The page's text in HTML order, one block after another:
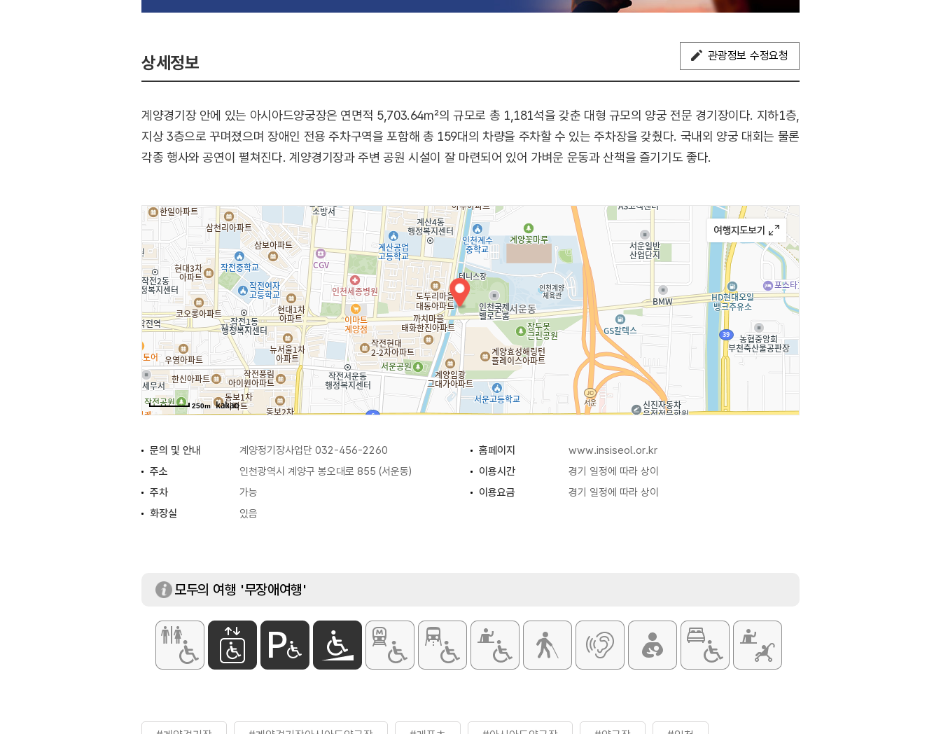
상세정보 관광정보 수정요청
계양경기장 안에 있는 아시아드양궁장은 연면적 5,703.64㎡의 규모로 총 1,181석을 갖춘 대형 규모의 양궁 전문 경기장이다. 지하1층,
지상 3층으로 꾸며졌으며 장애인 전용 주차구역을 포함해 총 159대의 차량을 주차할 수 있는 주차장을 갖췄다. 국내외 양궁 대회는 물론
각종 행사와 공연이 펼쳐진다. 계양경기장과 주변 공원 시설이 잘 마련되어 있어 가벼운 운동과 산책을 즐기기도 좋다.
250m
문의 및 안내 계양정기장사업단 032-456-2260 홈페이지
www.insiseol.or.kr
주소
인천광역시 계양구 봉오대로 855 (서운동) 이용시간
경기 일정에 따라 상이
주차
가능 이용요금
경기 일정에 따라 상이
화장실
있음
모두의 여행 '무장애여행'